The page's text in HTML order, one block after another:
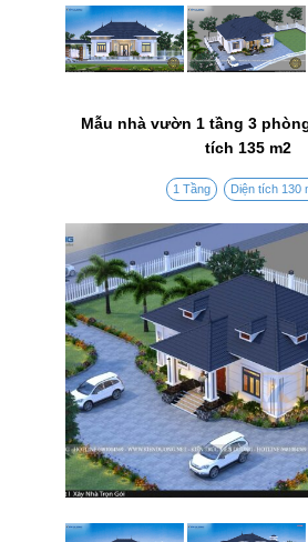
Mẫu nhà vườn 1 tầng 3
tích 135 m2
1 Tầng Diện tích 130